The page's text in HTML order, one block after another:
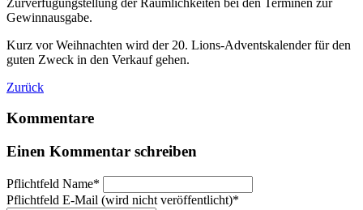
Gewinnausgabe.
Kurz vor Weihnachten wird der 20. Lions-Adventskalender für den
guten Zweck in den Verkauf gehen.
Zurück
Kommentare
Einen Kommentar schreiben
Pflichtfeld Name*
Pflichtfeld E-Mail (wird nicht veröffentlicht)*